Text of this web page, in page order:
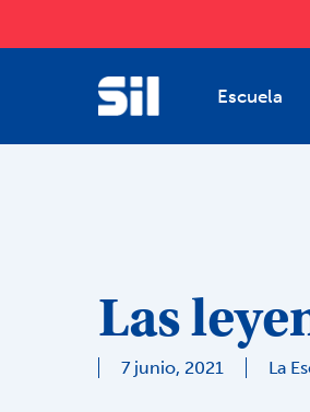
Escuela
Las
7 junio, 2021 La